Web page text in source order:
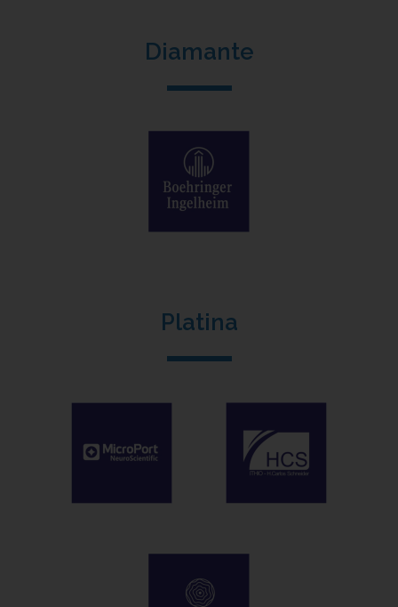
Diamante
Platina